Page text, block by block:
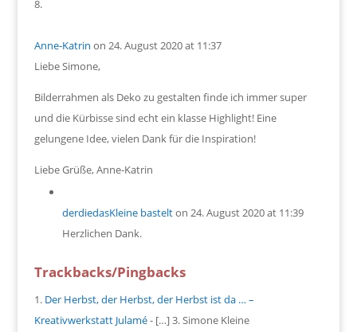
Anne-Katrin on 24. August 2020 at 11:37
Liebe Simone,
Bilderrahmen als Deko zu gestalten finde ich immer super
und die Kürbisse sind echt ein klasse Highlight! Eine
gelungene Idee, vielen Dank für die Inspiration!
Liebe Grüße, Anne-Katrin
derdiedasKleine bastelton 24. August 2020 at 11:39
Herzlichen Dank.
Trackbacks/Pingbacks
Der Herbst, der Herbst, der Herbst ist da … –
Kreativwerkstatt Julamé- […] 3. Simone Kleine